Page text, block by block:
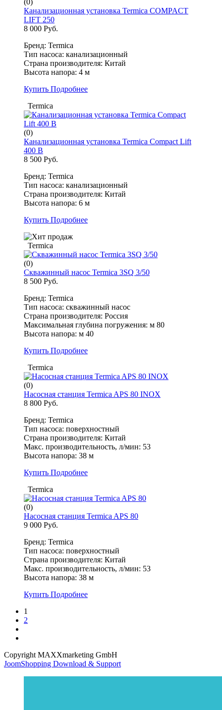
(0)
Канализационная установка Termica COMPACT
LIFT 250
8 000 Руб.
Бренд: Termica
Тип насоса: канализационный
Страна производителя: Китай
Высота напора: 4 м
Купить Подробнее
Termica
(0)
Канализационная установка Termica Compact Lift
400 B
8 500 Руб.
Бренд: Termica
Тип насоса: канализационный
Страна производителя: Китай
Высота напора: 6 м
Купить Подробнее
Termica
(0)
Скважинный насос Termica 3SQ 3/50
8 500 Руб.
Бренд: Termica
Тип насоса: скважинный насос
Страна производителя: Россия
Максимальная глубина погружения: м 80
Высота напора: м 40
Купить Подробнее
Termica
(0)
Насосная станция Termica APS 80 INOX
8 800 Руб.
Бренд: Termica
Тип насоса: поверхностный
Страна производителя: Китай
Макс. производительность, л/мин: 53
Высота напора: 38 м
Купить Подробнее
Termica
(0)
Насосная станция Termica APS 80
9 000 Руб.
Бренд: Termica
Тип насоса: поверхностный
Страна производителя: Китай
Макс. производительность, л/мин: 53
Высота напора: 38 м
Купить Подробнее
1
2
Copyright MAXXmarketing GmbH
JoomShopping Download & Support